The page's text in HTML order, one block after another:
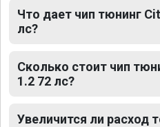
Что дает чип тюнинг
лс?
Сколько стоит чип
1.2 72 лс?
Увеличится ли расход